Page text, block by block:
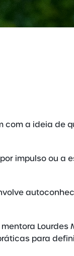
com a ideia de
impulso ou a
Lourdes
para